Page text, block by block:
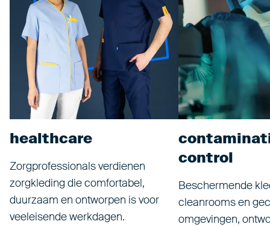
healthcare
Zorgprofessionals verdienen
zorgkleding die comfortabel,
duurzaam en ontworpen is voor
veeleisende werkdagen.
control
Beschermende
cleanrooms en
omgevingen,